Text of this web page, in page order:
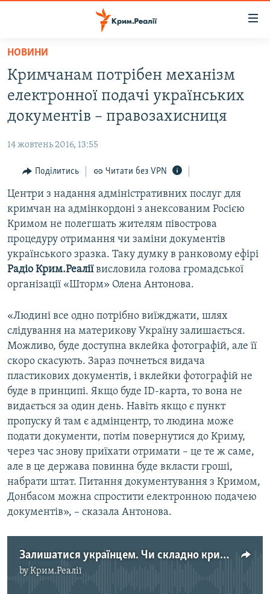
Перейти
основного
матеріалу
до
основної
Перейти
пошуку
ВОДА.КРИМ
ВІДЕО ТА ФОТО
БЛОГИ
ПОГЛЯД
ІНТЕРВ'Ю
ВСЕ ЗА ДЕНЬ
СПЕЦПРОЕКТИ
ДЕПОРТАЦІЯ
ВІДЕОУРОКИ «ELIFBE»
ІНФОГРАФІКА
ЯК ОБІЙТИ БЛОКУВАННЯ
Русский
Qırımtatar
ДОЛУЧАЙСЯ!
Усі сайти RFE/RL
НОВИНИ
Кримчанам потрібен механізм
електронної подачі українських
документів – правозахисниця
14 жовтень 2016, 13:55
Поділитись Читати без VPN
Центри з надання адміністративних послуг для
кримчан на адмінкордоні з анексованим Росією
Кримом не полегшать жителям півострова
процедуру отримання чи заміни документів
українського зразка. Таку думку в ранковому ефірі
Радіо Крим.Реаліївисловила голова громадської
організації «Шторм» Олена Антонова.
«Людині все одно потрібно виїжджати, шлях
слідування на материкову Україну залишається.
Можливо, буде доступна вклейка фотографій, але її
скоро скасують. Зараз почнеться видача
пластикових документів, і вклейки фотографій не
буде в принципі. Якщо буде ID-карта, то вона не
видається за один день. Навіть якщо є пункт
пропуску й там є адмінцентр, то людина може
подати документи, потім повернутися до Криму,
через час знову приїхати отримати – це те ж саме,
але в це держава повинна буде вкласти гроші,
набрати штат. Питання документування з Кримом,
Донбасом можна спростити електронною подачею
документів», – сказала Антонова.
Залишатися українцем. Чи складно кримчанам оформлювати документи на материку
byКрим.Реалії